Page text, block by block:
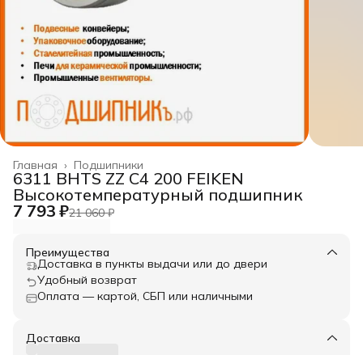
Подшипники
Главная ›
6311 BHTS ZZ C4 200 FEIKEN
Высокотемпературный подшипник
7 793 ₽21 060 ₽
Преимущества
Доставка в пункты выдачи или до двери
Удобный возврат
Оплата — картой, СБП или наличными
Доставка